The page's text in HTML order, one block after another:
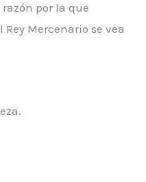
razón por la que
Mercenario se vea